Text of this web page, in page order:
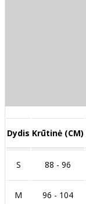
Dydis Krūtinė (CM)
S 88 - 96
M 96 - 104